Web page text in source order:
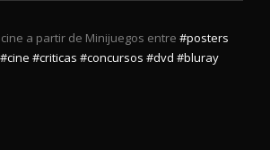
a partir de Minijuegos entre #posters
#cine #criticas #concursos #dvd #bluray